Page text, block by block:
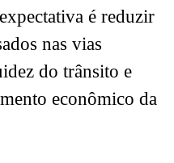
é reduzir
nas vias
do trânsito e
econômico da